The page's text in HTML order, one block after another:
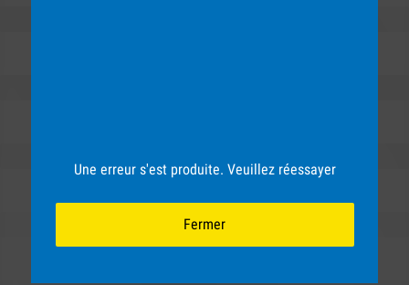
Une erreur s'est produite. Veuillez réessayer
Fermer